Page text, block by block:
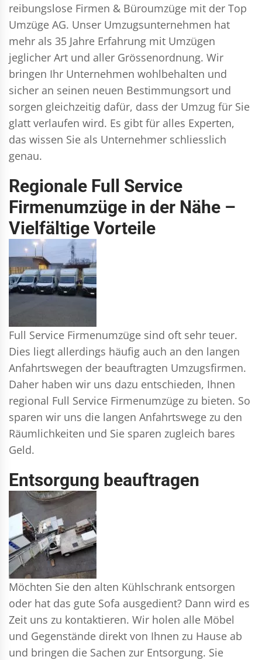
reibungslose Firmen & Büroumzüge mit der Top
Umzüge AG. Unser Umzugsunternehmen hat
mehr als 35 Jahre Erfahrung mit Umzügen
jeglicher Art und aller Grössenordnung. Wir
bringen Ihr Unternehmen wohlbehalten und
sicher an seinen neuen Bestimmungsort und
sorgen gleichzeitig dafür, dass der Umzug für Sie
glatt verlaufen wird. Es gibt für alles Experten,
das wissen Sie als Unternehmer schliesslich
genau.
Regionale Full Service
Firmenumzüge in der Nähe –
Vielfältige Vorteile
Full Service Firmenumzüge sind oft sehr teuer.
Dies liegt allerdings häufig auch an den langen
Anfahrtswegen der beauftragten Umzugsfirmen.
Daher haben wir uns dazu entschieden, Ihnen
regional Full Service Firmenumzüge zu bieten. So
sparen wir uns die langen Anfahrtswege zu den
Räumlichkeiten und Sie sparen zugleich bares
Geld.
Entsorgung beauftragen
Möchten Sie den alten Kühlschrank entsorgen
oder hat das gute Sofa ausgedient? Dann wird es
Zeit uns zu kontaktieren. Wir holen alle Möbel
und Gegenstände direkt von Ihnen zu Hause ab
und bringen die Sachen zur Entsorgung. Sie